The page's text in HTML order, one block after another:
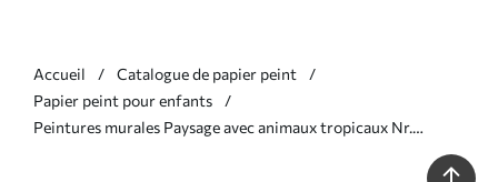
Accueil
Catalogue de papier peint
Papier peint pour enfants
Peintures murales Paysage avec animaux tropicaux Nr.